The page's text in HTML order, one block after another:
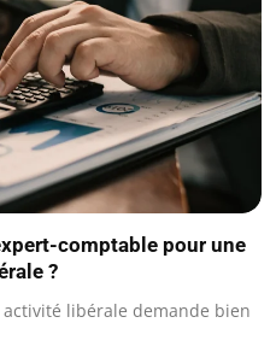
comptable pour une
?
libérale demande bien